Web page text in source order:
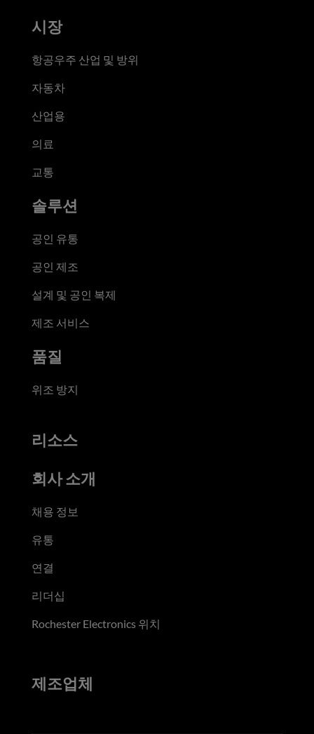
시장
항공우주 산업 및 방위
자동차
산업용
의료
교통
솔루션
공인 유통
공인 제조
설계 및 공인 복제
제조 서비스
품질
위조 방지
리소스
회사 소개
채용 정보
유통
연결
리더십
Rochester Electronics 위치
제조업체